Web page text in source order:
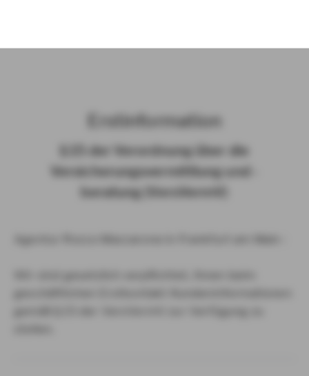
Erst­in­for­ma­ti­on
§ 15 der Ver­ord­nung über die
Ver­si­che­rungs­ver­mitt­lung und -​
beratung (Vers­VermV)